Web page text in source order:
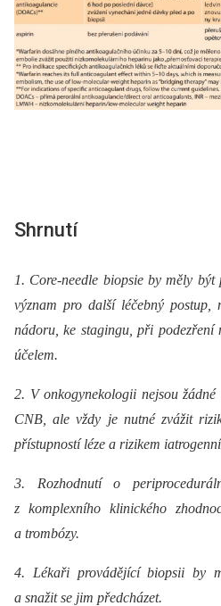
Shrnutí
1. Core-needle biopsie by měly
význam pro další léčebný postup,
nádoru, ke stagingu, při podezření
účelem.
2. V onkogynekologii nejsou
CNB, ale vždy je nutné zvážit
přístupností léze a rizikem
3. Rozhodnutí o
z komplexního klinického
a trombózy.
4. Lékaři provádějící biopsii by
a snažit se jim předcházet.